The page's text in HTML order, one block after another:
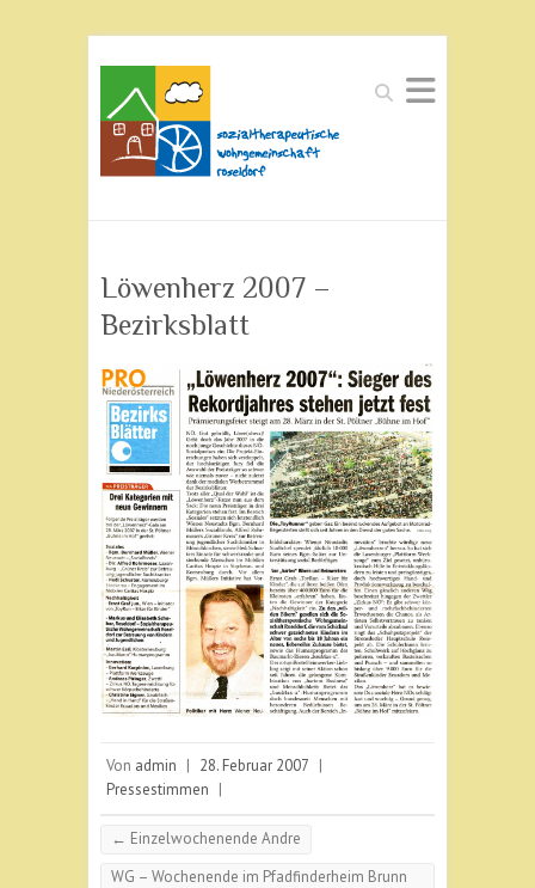
Suchen
Löwenherz 2007 –
Bezirksblatt
Von admin | 28. Februar 2007 |
Pressestimmen |
← Einzelwochenende Andre
WG – Wochenende im Pfadfinderheim Brunn